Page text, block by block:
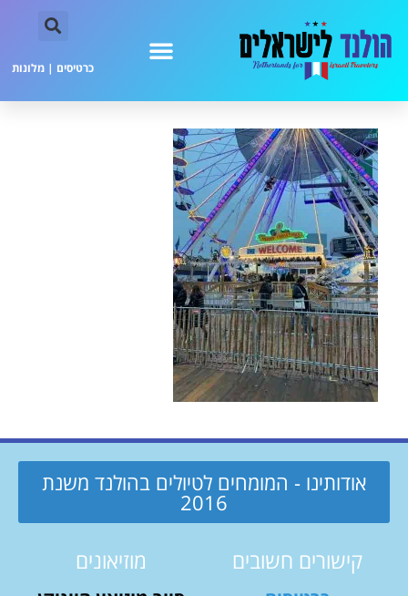
כרטיסים | מלונות
אודותינו - המומחים לטיולים בהולנד משנת
2016
קישורים חשובים מוזיאונים